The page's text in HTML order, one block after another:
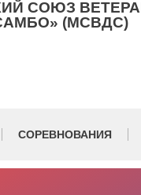
СОЮЗ
(МСВДС)
СОРЕВНОВАНИЯ